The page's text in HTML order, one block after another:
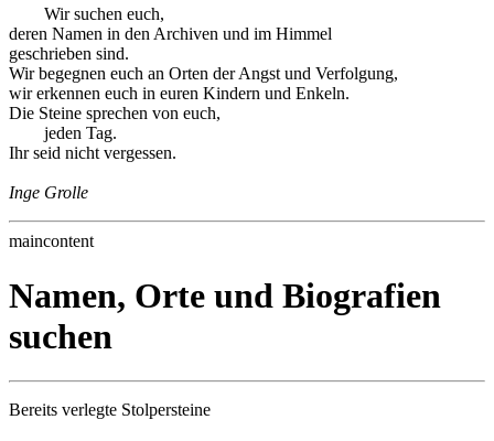
Wir suchen euch,
deren Namen in den Archiven und im Himmel
geschrieben sind.
Wir begegnen euch an Orten der Angst und Verfolgung,
wir erkennen euch in euren Kindern und Enkeln.
Die Steine sprechen von euch,
jeden Tag.
Ihr seid nicht vergessen.
Inge Grolle
maincontent
Namen, Orte und Biografien
suchen
Bereits verlegte Stolpersteine